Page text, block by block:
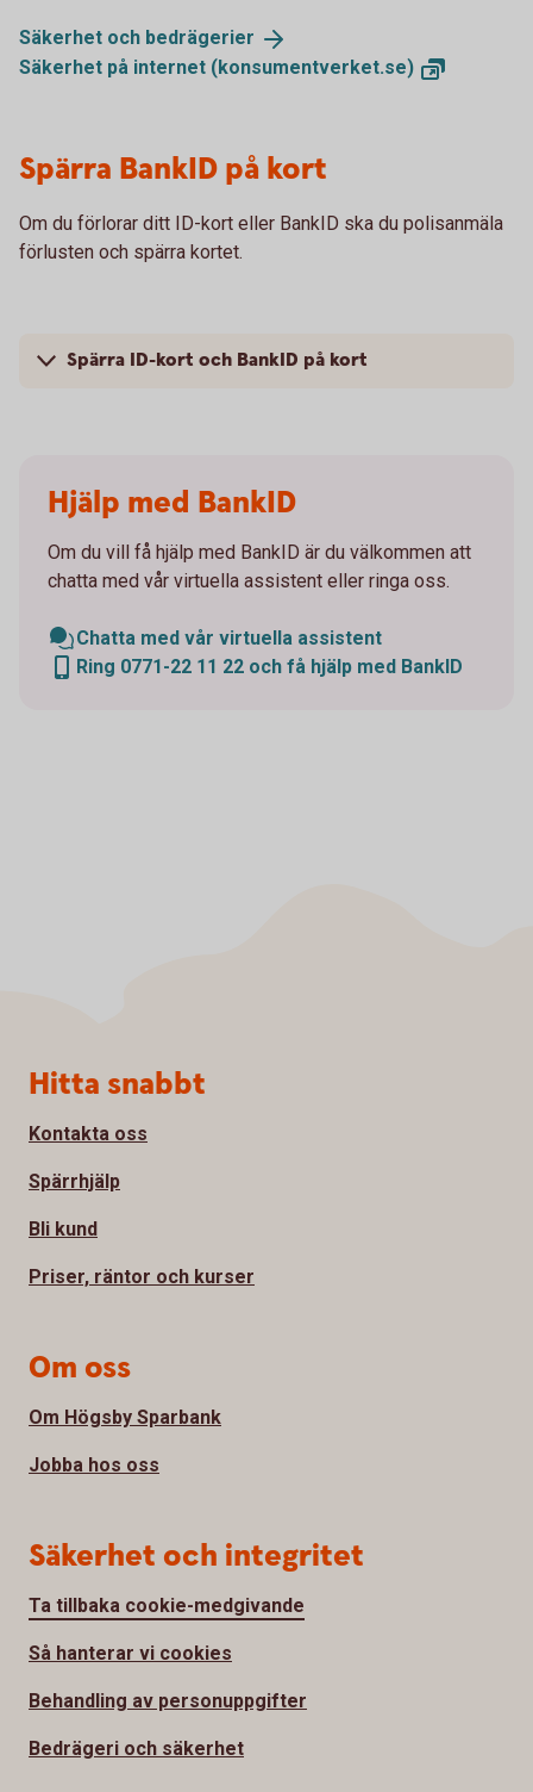
Säkerhet och bedrägerier
Säkerhet på internet (konsumentverket.se)
Spärra BankID på kort
Om du förlorar ditt ID-kort eller BankID ska du polisanmäla
förlusten och spärra kortet.
Spärra ID-kort och BankID på kort
Hjälp med BankID
Om du vill få hjälp med BankID är du välkommen att
chatta med vår virtuella assistent eller ringa oss.
Chatta med vår virtuella assistent
Ring 0771-22 11 22 och få hjälp med BankID
Sidfot
Hitta snabbt
Kontakta oss
Spärrhjälp
Bli kund
Priser, räntor och kurser
Om oss
Om Högsby Sparbank
Jobba hos oss
Säkerhet och integritet
Ta tillbaka cookie-medgivande
Så hanterar vi cookies
Behandling av personuppgifter
Bedrägeri och säkerhet